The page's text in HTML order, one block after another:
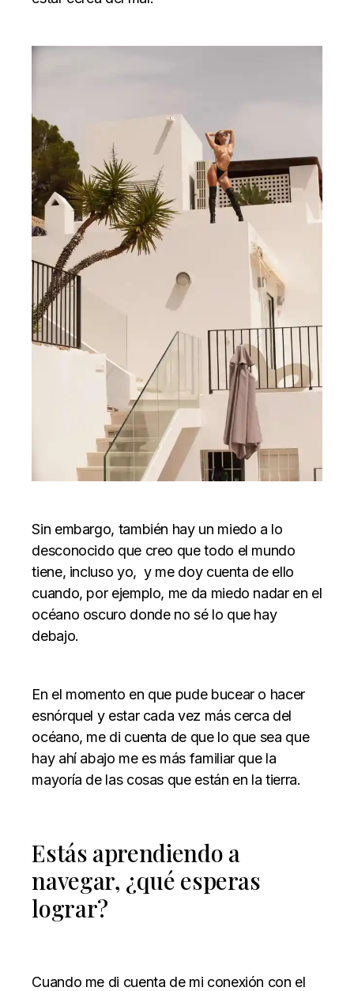
Sin embargo, también hay un miedo a lo
desconocido que creo que todo el mundo
tiene, incluso yo, y me doy cuenta de ello
cuando, por ejemplo, me da miedo nadar en el
océano oscuro donde no sé lo que hay
debajo.
En el momento en que pude bucear o hacer
esnórquel y estar cada vez más cerca del
océano, me di cuenta de que lo que sea que
hay ahí abajo me es más familiar que la
mayoría de las cosas que están en la tierra.
Estás aprendiendo a
navegar, ¿qué esperas
lograr?
Cuando me di cuenta de mi conexión con el